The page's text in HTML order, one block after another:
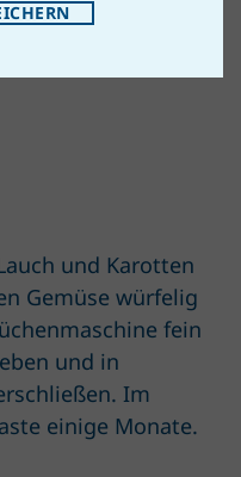
und Karotten
Gemüse würfelig
fein
und in
Im
einige Monate.